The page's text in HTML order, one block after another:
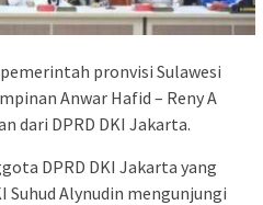
pronvisi Sulawesi
Anwar Hafid – Reny A
dari DPRD DKI Jakarta.
DPRD DKI Jakarta yang
Suhud Alynudin mengunjungi